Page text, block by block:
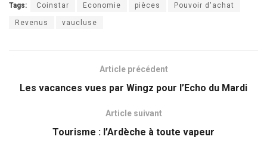
Tags: Coinstar Economie pièces Pouvoir d'achat
Revenus vaucluse
Article précédent
Les vacances vues par Wingz pour l’Echo du Mardi
Article suivant
Tourisme : l’Ardèche à toute vapeur